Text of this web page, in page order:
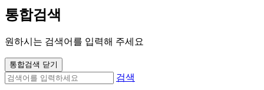
통합검색
원하시는 검색어를 입력해 주세요
통합검색 닫기
검색